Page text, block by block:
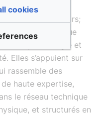
et
des Accélérateurs;
Énergies; Physique
Théorique; Energie et
Elles s’appuient sur
rassemble des
haute expertise,
le réseau technique
et structurés en
cookies